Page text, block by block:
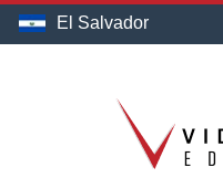
El Salvador